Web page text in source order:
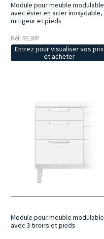
Module pour meuble modulable
avec évier en acier inoxydable,
mitigeur et pieds
Réf: RE30P
Entrez pour visualiser vos prix
et acheter
Module pour meuble modulable
avec 3 tiroirs et pieds